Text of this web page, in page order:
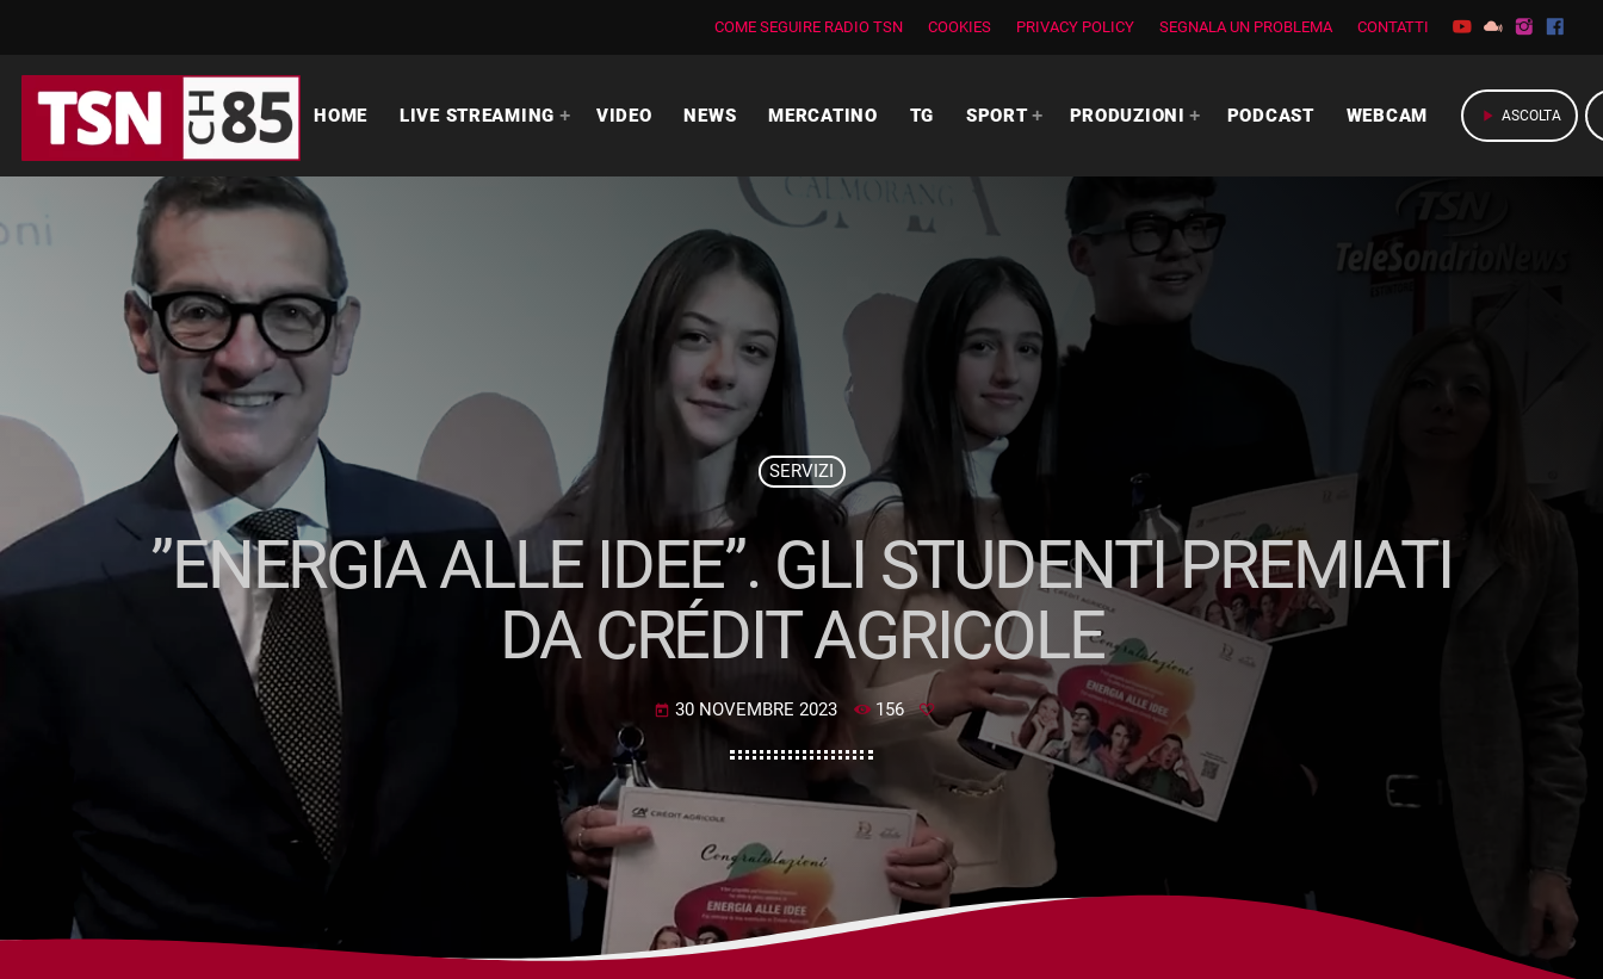
COME SEGUIRE RADIO TSN COOKIES PRIVACY POLICY SEGNALA UN PROBLEMA CONTATTI
HOME LIVE STREAMING VIDEO NEWS MERCATINO TG SPORT PRODUZIONI PODCAST WEBCAM play_arrow ASCOLTA
SERVIZI
”ENERGIA ALLE IDEE”. GLI STUDENTI PREMIATI
DA CRÉDIT AGRICOLE
today 30 NOVEMBRE 2023 156